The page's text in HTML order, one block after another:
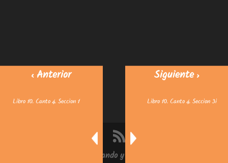
Caminando y Evolucionando
< Anterior
Libro 10. Canto 4. Seccion 1
Siguiente >
Libro 10. Canto 4. Seccion 3i